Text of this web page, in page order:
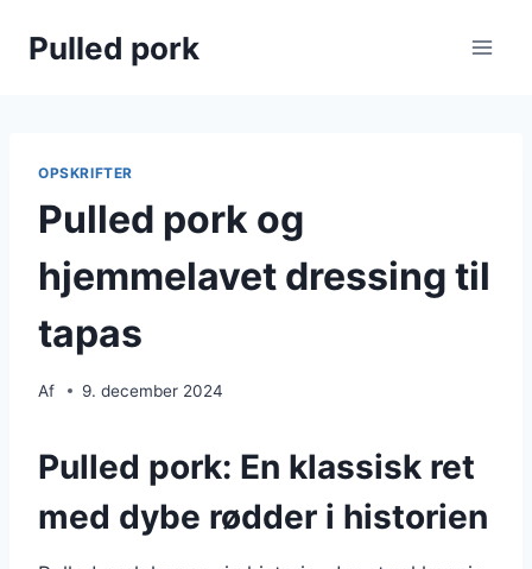
Pulled pork
OPSKRIFTER
Pulled pork og
hjemmelavet dressing til
tapas
Af 9. december 2024
Pulled pork: En klassisk ret
med dybe rødder i historien